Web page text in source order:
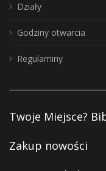
Działy
Godziny otwarcia
Regulaminy
Twoje Miejsce?
Zakup nowości